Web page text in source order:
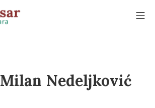
Milan Nedeljković